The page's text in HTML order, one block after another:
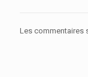
Les commentaires